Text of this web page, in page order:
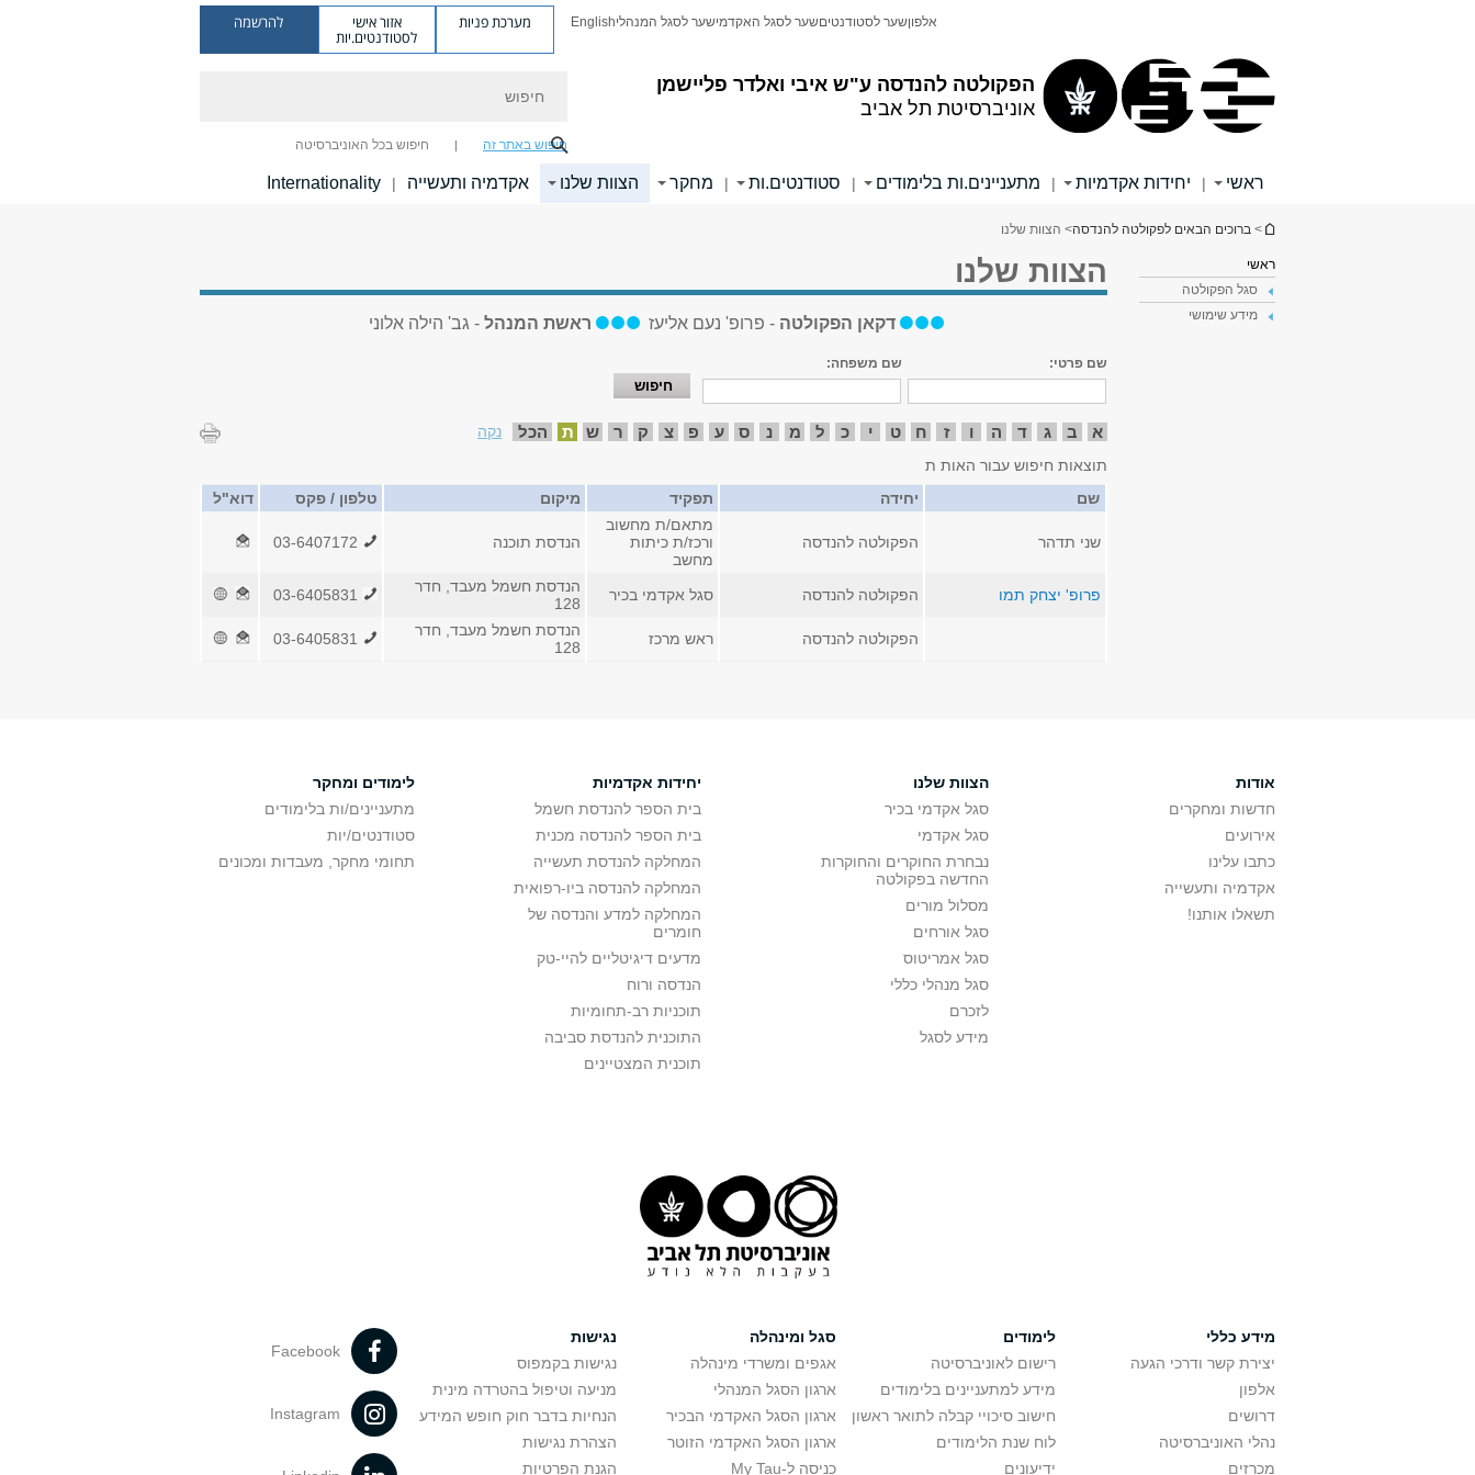
הפקולטה להנדסה ע"ש איבי ואלדר פליישמן
אוניברסיטת תל אביב
אלפוןשער לסטודנטיםשער לסגל האקדמישער לסגל המנהליEnglish מערכת פניות אזור אישי
לסטודנטים.יות
להרשמה
חיפוש באתר זה חיפוש בכל האוניברסיטה
ראשי | יחידות אקדמיות | מתעניינים.ות בלימודים | סטודנטים.ות | מחקר הצוות שלנו אקדמיה ותעשייה |
Internationality
הינך נמצא כאן
> ברוכים הבאים לפקולטה להנדסה> הצוות שלנו
ראשי
סגל הפקולטה
מידע שימושי
הצוות שלנו
דקאן הפקולטה - פרופ' נעם אליעז ראשת המנהל - גב' הילה אלוני
שם פרטי: שם משפחה:
א ב ג ד ה ו ז ח ט י כ ל מ נ ס ע פ צ ק ר ש ת הכל
נקה
תוצאות חיפוש עבור האות ת
שם
יחידה תפקיד מיקום טלפון / פקס דוא"ל
שני תדהר הפקולטה להנדסה
מתאם/ת מחשוב
ורכז/ת כיתות
מחשב
הנדסת תוכנה
פרופ' יצחק תמו הפקולטה להנדסה סגל אקדמי בכיר
הנדסת חשמל מעבד, חדר
128
הפקולטה להנדסה ראש מרכז
הנדסת חשמל מעבד, חדר
128
אודות
חדשות ומחקרים
אירועים
כתבו עלינו
אקדמיה ותעשייה
תשאלו אותנו!
הצוות שלנו
סגל אקדמי בכיר
סגל אקדמי
נבחרת החוקרים והחוקרות
החדשה בפקולטה
מסלול מורים
סגל אורחים
סגל אמריטוס
סגל מנהלי כללי
לזכרם
מידע לסגל
יחידות אקדמיות
בית הספר להנדסת חשמל
בית הספר להנדסה מכנית
המחלקה להנדסת תעשייה
המחלקה להנדסה ביו-רפואית
המחלקה למדע והנדסה של
חומרים
מדעים דיגיטליים להיי-טק
הנדסה ורוח
תוכניות רב-תחומיות
התוכנית להנדסת סביבה
תוכנית המצטיינים
לימודים ומחקר
מתעניינים/ות בלימודים
סטודנטים/יות
תחומי מחקר, מעבדות ומכונים
מידע כללי
יצירת קשר ודרכי הגעה
אלפון
דרושים
נהלי האוניברסיטה
מכרזים
לימודים
רישום לאוניברסיטה
מידע למתעניינים בלימודים
חישוב סיכויי קבלה לתואר ראשון
לוח שנת הלימודים
ידיעונים
סגל ומינהלה
אגפים ומשרדי מינהלה
ארגון הסגל המנהלי
ארגון הסגל האקדמי הבכיר
ארגון הסגל האקדמי הזוטר
כניסה ל-My Tau
נגישות
נגישות בקמפוס
מניעה וטיפול בהטרדה מינית
הנחיות בדבר חוק חופש המידע
הצהרת נגישות
הגנת הפרטיות
Facebook
Instagram